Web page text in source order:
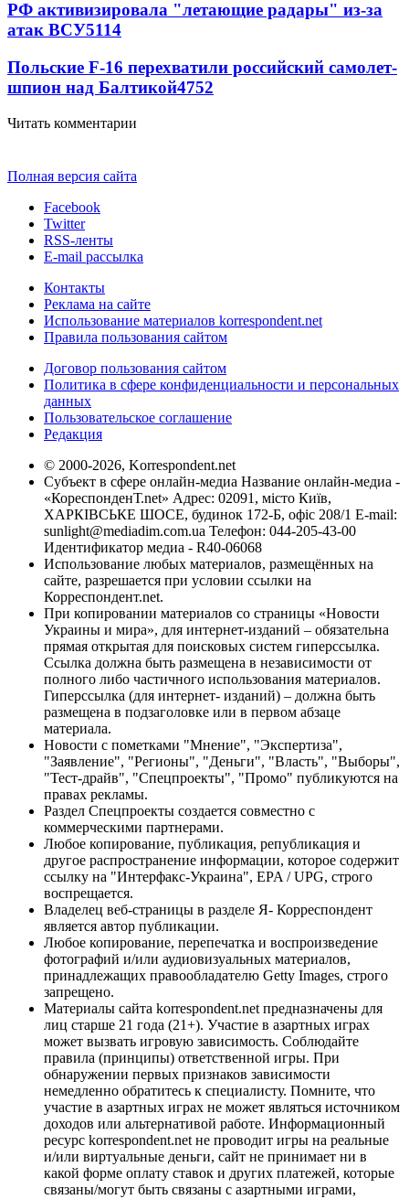
РФ активизировала "летающие радары" из-за
атак ВСУ5114
Польские F-16 перехватили российский самолет-
шпион над Балтикой4752
Читать комментарии
Полная версия сайта
Facebook
Twitter
RSS-ленты
E-mail рассылка
Контакты
Реклама на сайте
Использование материалов korrespondent.net
Правила пользования сайтом
Договор пользования сайтом
Политика в сфере конфиденциальности и персональных
данных
Пользовательское соглашение
Редакция
© 2000-2026, Korrespondent.net
Субъект в сфере онлайн-медиа Название онлайн-медиа -
«КореспонденТ.net» Адрес: 02091, місто Київ,
ХАРКІВСЬКЕ ШОСЕ, будинок 172-Б, офіс 208/1 E-mail:
sunlight@mediadim.com.ua Телефон: 044-205-43-00
Идентификатор медиа - R40-06068
Использование любых материалов, размещённых на
сайте, разрешается при условии ссылки на
Корреспондент.net.
При копировании материалов со страницы «Новости
Украины и мира», для интернет-изданий – обязательна
прямая открытая для поисковых систем гиперссылка.
Ссылка должна быть размещена в независимости от
полного либо частичного использования материалов.
Гиперссылка (для интернет- изданий) – должна быть
размещена в подзаголовке или в первом абзаце
материала.
Новости с пометками "Мнение", "Экспертиза",
"Заявление", "Регионы", "Деньги", "Власть", "Выборы",
"Тест-драйв", "Спецпроекты", "Промо" публикуются на
правах рекламы.
Раздел Спецпроекты создается совместно с
коммерческими партнерами.
Любое копирование, публикация, републикация и
другое распространение информации, которое содержит
ссылку на "Интерфакс-Украина", EPA / UPG, строго
воспрещается.
Владелец веб-страницы в разделе Я- Корреспондент
является автор публикации.
Любое копирование, перепечатка и воспроизведение
фотографий и/или аудиовизуальных материалов,
принадлежащих правообладателю Getty Images, строго
запрещено.
Материалы сайта korrespondent.net предназначены для
лиц старше 21 года (21+). Участие в азартных играх
может вызвать игровую зависимость. Соблюдайте
правила (принципы) ответственной игры. При
обнаружении первых признаков зависимости
немедленно обратитесь к специалисту. Помните, что
участие в азартных играх не может являться источником
доходов или альтернативой работе. Информационный
ресурс korrespondent.net не проводит игры на реальные
и/или виртуальные деньги, сайт не принимает ни в
какой форме оплату ставок и других платежей, которые
связаны/могут быть связаны с азартными играми,